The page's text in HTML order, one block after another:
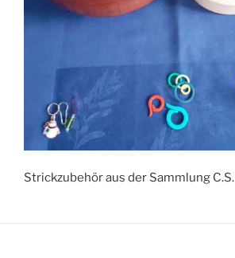
Strickzubehör aus der Sammlung C.S.